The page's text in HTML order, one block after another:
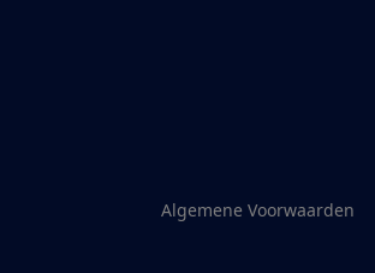
Algemene Voorwaarden